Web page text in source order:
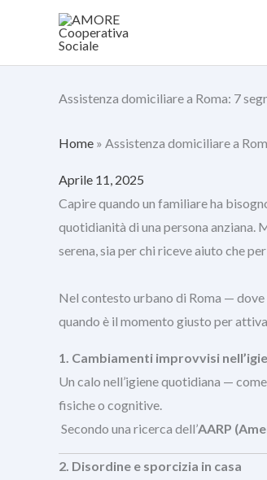
Assistenza domiciliare a Roma: 7
Home » Assistenza domiciliare a
Aprile 11, 2025
Capire quando un familiare ha
quotidianità di una persona anziana.
serena, sia per chi riceve aiuto che
Nel contesto urbano di Roma —
quando è il momento giusto per
1. Cambiamenti improvvisi
Un calo nell’igiene quotidiana —
fisiche o cognitive.
Secondo una ricerca dell’AARP
2. Disordine e sporcizia in casa